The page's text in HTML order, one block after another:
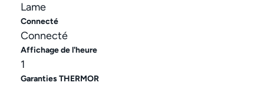
Lame
Connecté
Connecté
Affichage de l'heure
1
Garanties THERMOR